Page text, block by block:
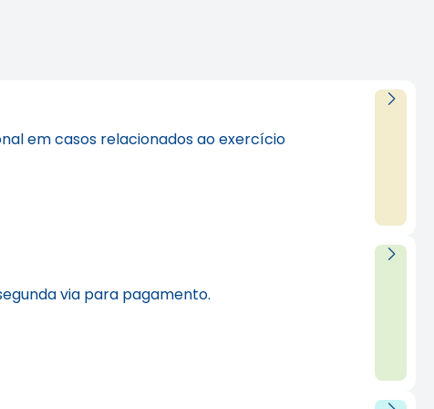
em casos relacionados ao exercício
via para pagamento.